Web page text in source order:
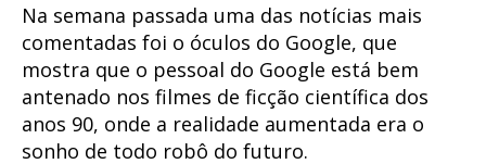
Na semana passada uma das notícias mais
comentadas foi o óculos do Google, que
mostra que o pessoal do Google está bem
antenado nos filmes de ficção científica dos
anos 90, onde a realidade aumentada era o
sonho de todo robô do futuro.